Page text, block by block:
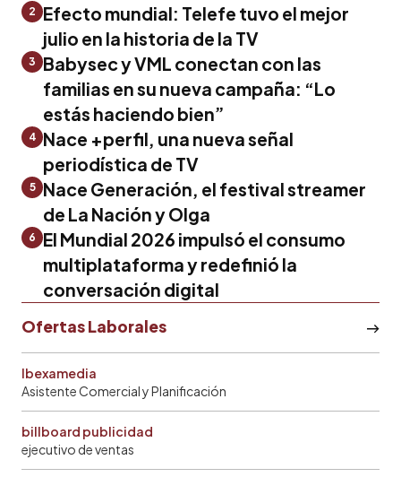
2
Efecto mundial: Telefe tuvo el mejor
julio en la historia de la TV
3
Babysec y VML conectan con las
familias en su nueva campaña: “Lo
estás haciendo bien”
4 Nace +perfil, una nueva señal
periodística de TV
5
Nace Generación, el festival streamer
de La Nación y Olga
6
El Mundial 2026 impulsó el consumo
multiplataforma y redefinió la
conversación digital
Ofertas Laborales
Ibexamedia
Asistente Comercial y Planificación
billboard publicidad
ejecutivo de ventas